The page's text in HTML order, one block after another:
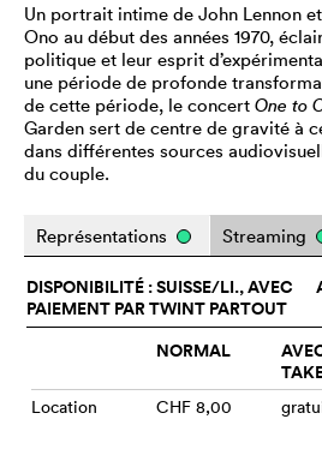
Un portrait intime de John Lennon
Ono au début des années 1970,
politique et leur esprit
une période de profonde
de cette période, le concert One to
Garden sert de centre de gravité à
dans différentes sources
du couple.
Représentations Streaming
DISPONIBILITÉ : SUISSE/LI., AVEC
PAIEMENT PAR TWINT PARTOUT
NORMAL
Location CHF 8,00